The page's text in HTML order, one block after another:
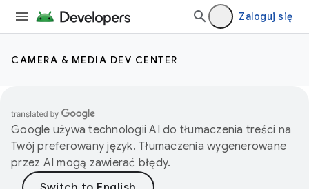
Zaloguj się
CAMERA & MEDIA DEV CENTER
Google używa technologii AI do tłumaczenia treści na
Twój preferowany język. Tłumaczenia wygenerowane
przez AI mogą zawierać błędy.